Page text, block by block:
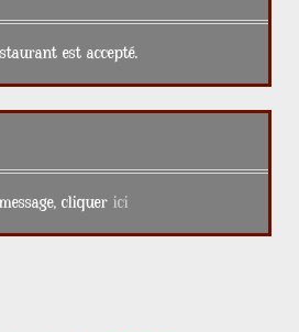
est accepté.
cliquer ici